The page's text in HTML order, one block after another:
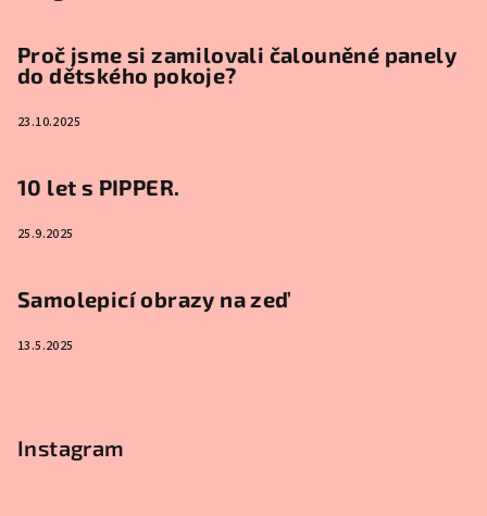
Proč jsme si zamilovali čalouněné panely
do dětského pokoje?
23.10.2025
10 let s PIPPER.
25.9.2025
Samolepicí obrazy na zeď
13.5.2025
Instagram